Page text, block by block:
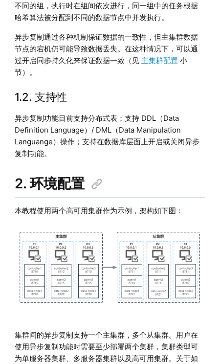
不同的组，执行时在组间依次进行，同一组中的任务根据
哈希算法被分配到不同的数据节点中并发执行。
异步复制通过各种机制保证数据的一致性，但主集群数据
节点的宕机仍可能导致数据丢失。在这种情况下，可以通
过开启同步持久化来保证数据一致（见 主集群配置小
节）。
1.2. 支持性
异步复制功能目前支持分布式表；支持 DDL（Data
Definition Language）/ DML（Data Manipulation
Languange）操作；支持在数据库层面上开启或关闭异步
复制功能。
2. 环境配置
本教程使用两个高可用集群作为示例，架构如下图：
集群间的异步复制支持一个主集群，多个从集群。用户在
使用异步复制功能时需要至少部署两个集群，集群类型可
为单服务器集群、多服务器集群以及高可用集群。关于如